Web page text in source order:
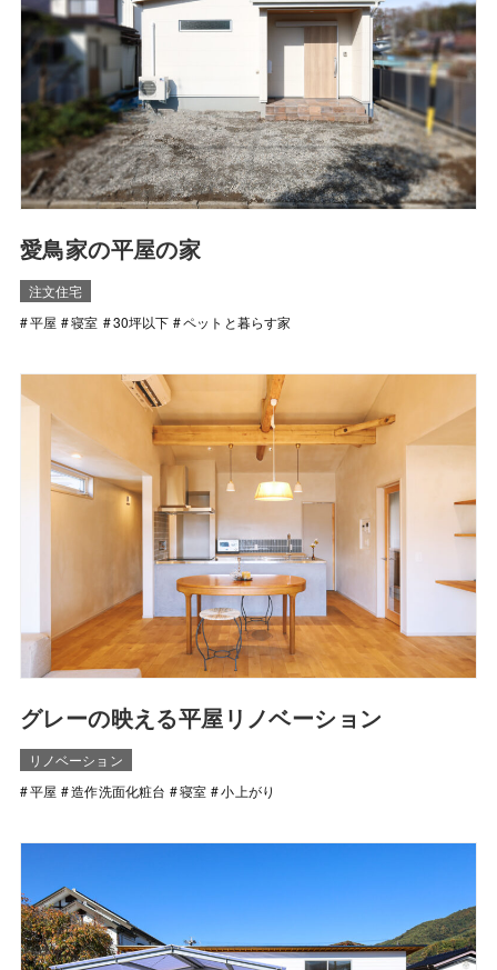
愛鳥家の平屋の家
注文住宅
平屋
寝室 30坪以下 ペットと暮らす家
グレーの映える平屋リノベーション
リノベーション
平屋
造作洗面化粧台 寝室 小上がり